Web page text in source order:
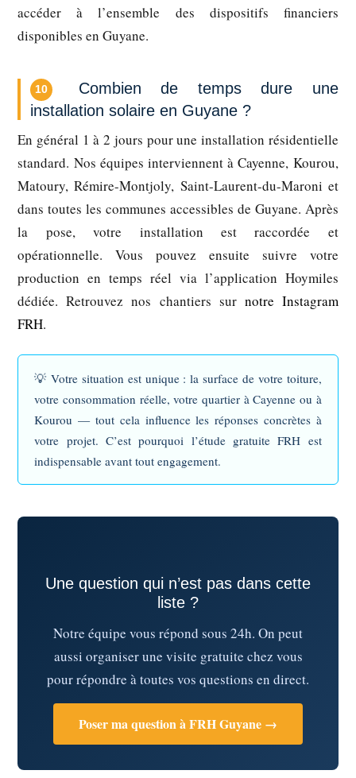
accéder à l’ensemble des dispositifs financiers
disponibles en Guyane.
10
Combien de temps dure une
installation solaire en Guyane ?
En général 1 à 2 jours pour une installation résidentielle
standard. Nos équipes interviennent à Cayenne, Kourou,
Matoury, Rémire-Montjoly, Saint-Laurent-du-Maroni et
dans toutes les communes accessibles de Guyane. Après
la pose, votre installation est raccordée et
opérationnelle. Vous pouvez ensuite suivre votre
production en temps réel via l’application Hoymiles
dédiée. Retrouvez nos chantiers sur notre Instagram
FRH.
💡Votre situation est unique : la surface de votre toiture,
votre consommation réelle, votre quartier à Cayenne ou à
Kourou — tout cela influence les réponses concrètes à
votre projet. C’est pourquoi l’étude gratuite FRH est
indispensable avant tout engagement.
Une question qui n’est pas dans cette
liste ?
Notre équipe vous répond sous 24h. On peut
aussi organiser une visite gratuite chez vous
pour répondre à toutes vos questions en direct.
Poser ma question à FRH Guyane →